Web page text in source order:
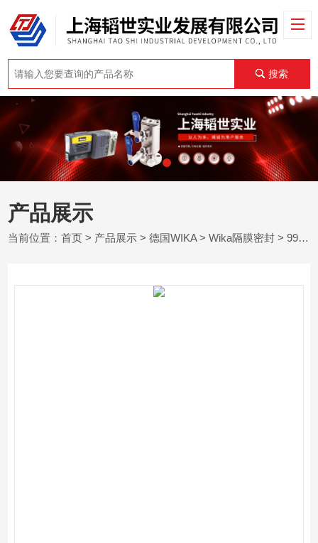
搜索
产品展示
当前位置：首页 > 产品展示 >德国WIKA>Wika隔膜密封 > 990.29系列德国wika威卡插入扩展膜片的法兰式隔膜密封